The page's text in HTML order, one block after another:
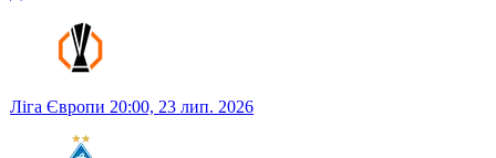
Ліга Європи 20:00, 23 лип. 2026